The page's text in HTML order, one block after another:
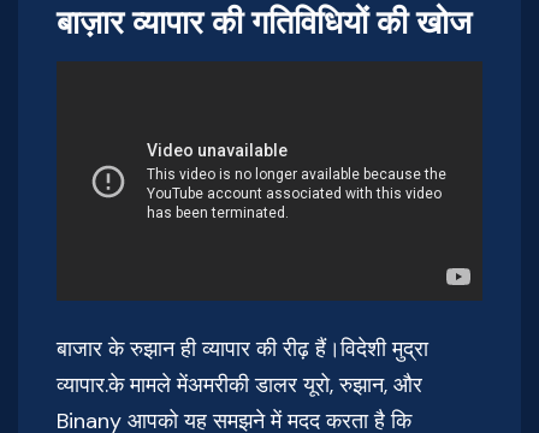
बाज़ार व्यापार की गतिविधियों की खोज
बाजार के रुझान ही व्यापार की रीढ़ हैं।विदेशी मुद्रा
व्यापार.के मामले मेंअमरीकी डालर यूरो, रुझान, और
Binany आपको यह समझने में मदद करता है कि